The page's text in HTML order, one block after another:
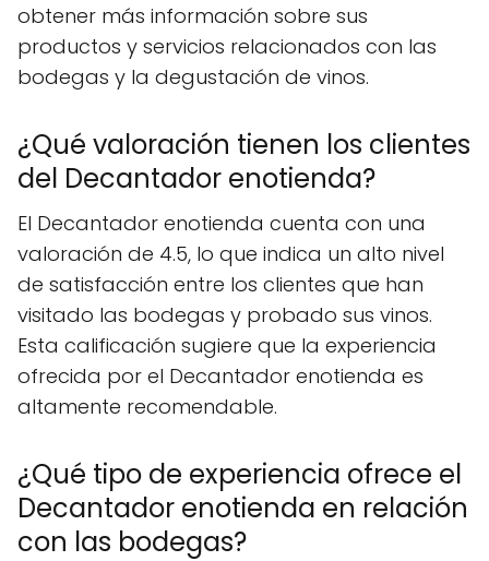
obtener más información sobre sus
productos y servicios relacionados con las
bodegas y la degustación de vinos.
¿Qué valoración tienen los clientes
del Decantador enotienda?
El Decantador enotienda cuenta con una
valoración de 4.5, lo que indica un alto nivel
de satisfacción entre los clientes que han
visitado las bodegas y probado sus vinos.
Esta calificación sugiere que la experiencia
ofrecida por el Decantador enotienda es
altamente recomendable.
¿Qué tipo de experiencia ofrece el
Decantador enotienda en relación
con las bodegas?